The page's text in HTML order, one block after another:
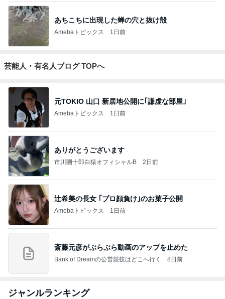
あちこちに出現した蝉の穴と抜け殻
Amebaトピックス 1日前
芸能人・有名人ブログ TOPへ
元TOKIO 山口 新居地公開に｢謙虚な部屋｣
Amebaトピックス 1日前
ありがとうございます
市川團十郎白猿オフィシャルB 2日前
辻希美の長女 ｢プロ顔負け｣のお菓子公開
Amebaトピックス 1日前
斎藤元彦がぶらぶら動画のアップを止めた
Bank of Dreamの公営競技はどこへ行く 8日前
ジャンルランキング